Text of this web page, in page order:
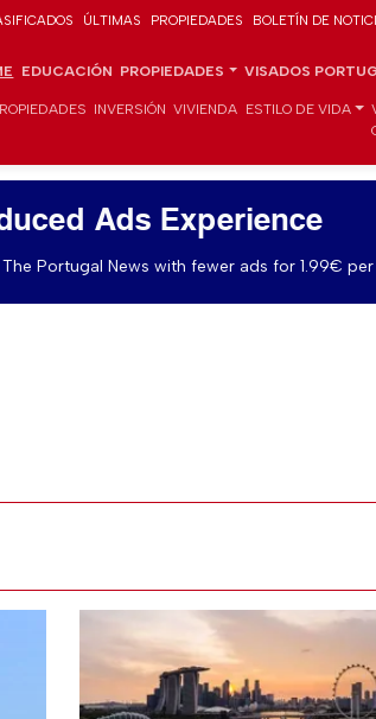
ÚLTIMAS PROPIEDADES BOLETÍN DE
EDUCACIÓN PROPIEDADES VISADOS
INVERSIÓN VIVIENDA ESTILO DE VIDA
Ads Experience
Portugal News with fewer ads for 1.99€